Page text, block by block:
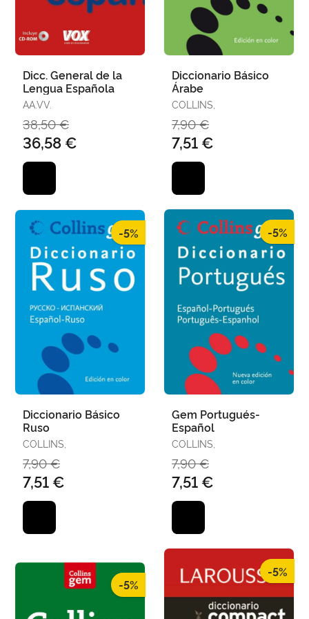
Dicc. General de la
Lengua Española
AA.VV.
38,50 €
36,58 €
Diccionario Básico
Árabe
COLLINS,
7,90 €
7,51 €
-5%
Diccionario Básico
Ruso
COLLINS,
7,90 €
7,51 €
-5%
Gem Portugués-
Español
COLLINS,
7,90 €
7,51 €
-5%
-5%